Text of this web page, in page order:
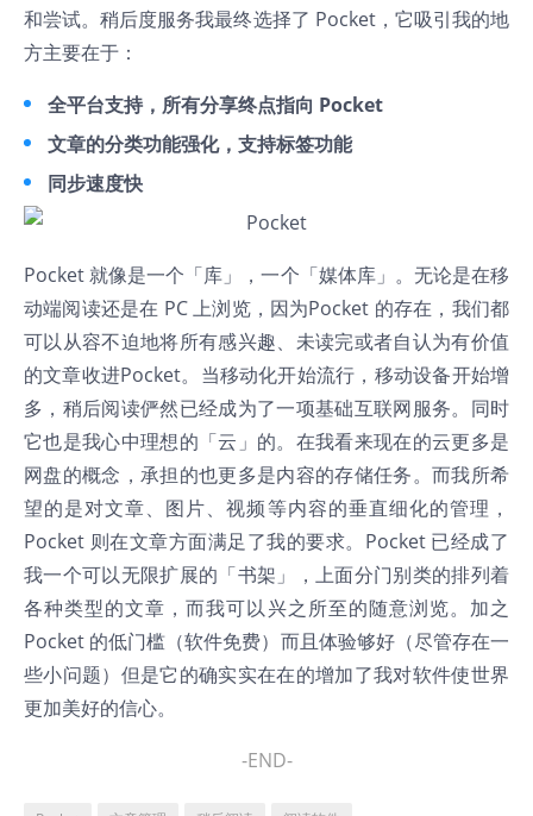
和尝试。稍后度服务我最终选择了 Pocket，它吸引我的地
方主要在于：
全平台支持，所有分享终点指向 Pocket
文章的分类功能强化，支持标签功能
同步速度快
Pocket 就像是一个「库」，一个「媒体库」。无论是在移
动端阅读还是在 PC 上浏览，因为Pocket 的存在，我们都
可以从容不迫地将所有感兴趣、未读完或者自认为有价值
的文章收进Pocket。当移动化开始流行，移动设备开始增
多，稍后阅读俨然已经成为了一项基础互联网服务。同时
它也是我心中理想的「云」的。在我看来现在的云更多是
网盘的概念，承担的也更多是内容的存储任务。而我所希
望的是对文章、图片、视频等内容的垂直细化的管理，
Pocket 则在文章方面满足了我的要求。Pocket 已经成了
我一个可以无限扩展的「书架」，上面分门别类的排列着
各种类型的文章，而我可以兴之所至的随意浏览。加之
Pocket 的低门槛（软件免费）而且体验够好（尽管存在一
些小问题）但是它的确实实在在的增加了我对软件使世界
更加美好的信心。
-END-